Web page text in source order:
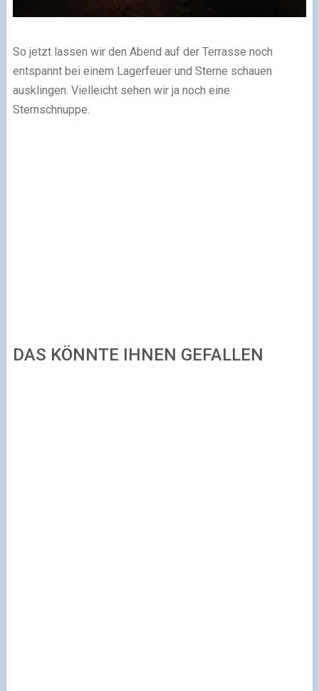
So jetzt lassen wir den Abend auf der Terrasse noch
entspannt bei einem Lagerfeuer und Sterne schauen
ausklingen. Vielleicht sehen wir ja noch eine
Sternschnuppe.
DAS KÖNNTE IHNEN GEFALLEN